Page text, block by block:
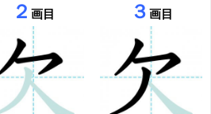
２ 画目 ３ 画目